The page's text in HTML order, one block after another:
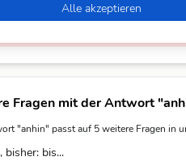
eingeloggt sein um zu
Fragen mit der Antwort
"anhin" passt auf 5 weitere Fragen in
bisher: bis...
Alle akzeptieren